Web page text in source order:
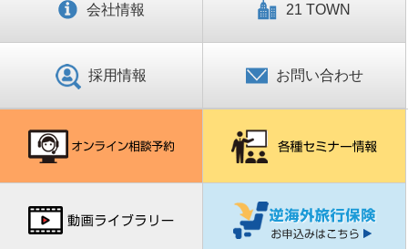
会社情報 21 TOWN
採用情報 お問い合わせ